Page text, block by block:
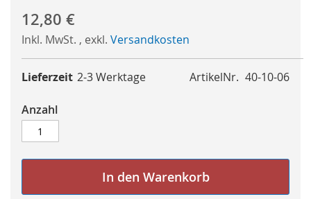
12,80 €
Inkl. MwSt. , exkl. Versandkosten
ArtikelNr. 40-10-06
Lieferzeit 2-3 Werktage
Anzahl
In den Warenkorb